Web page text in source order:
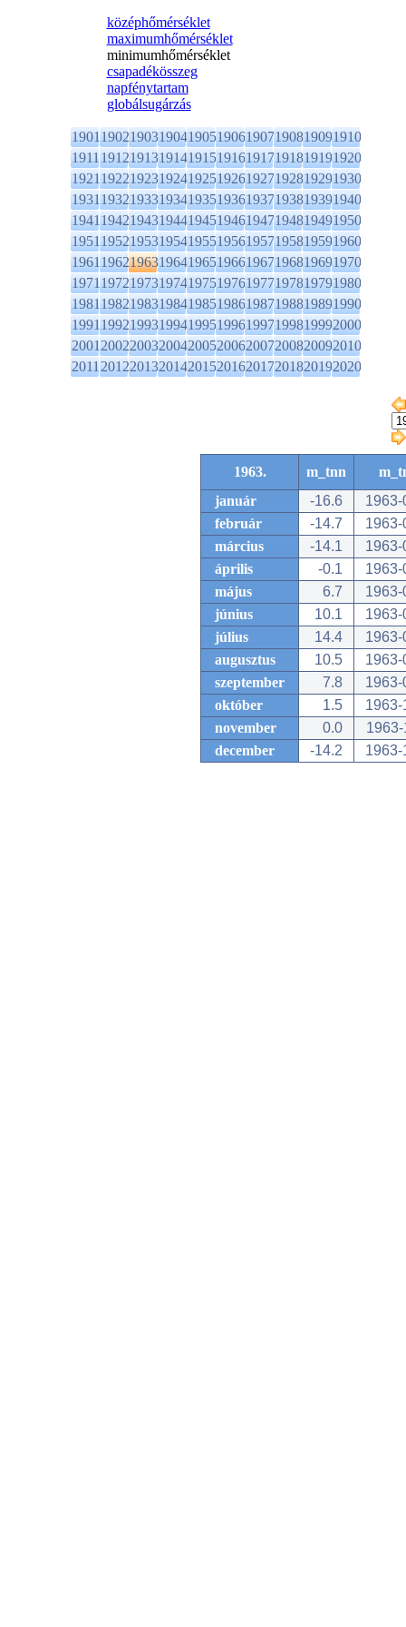
középhőmérséklet
maximumhőmérséklet
minimumhőmérséklet
csapadékösszeg
napfénytartam
globálsugárzás
1901190219031904190519061907190819091910
1911191219131914191519161917191819191920
1921192219231924192519261927192819291930
1931193219331934193519361937193819391940
1941194219431944194519461947194819491950
1951195219531954195519561957195819591960
1961196219631964196519661967196819691970
1971197219731974197519761977197819791980
1981198219831984198519861987198819891990
1991199219931994199519961997199819992000
2001200220032004200520062007200820092010
2011201220132014201520162017201820192020
1963. m_tnn
január
-16.6
1963-
február
-14.7
1963-
március
-14.1
1963-
április
-0.1
1963-
május
6.7
1963-
június
10.1
1963-
július
14.4
1963-
augusztus
10.5
1963-
szeptember
7.8
1963-
október
1.5
1963-
november
0.0
december
-14.2 1963-